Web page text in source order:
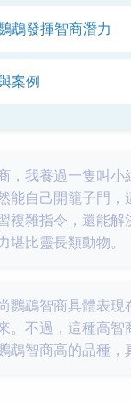
鵡發揮智商潛力
案例
，我養過一隻叫
能自己開籠子門
複雜指令，還能
堪比靈長類動物。
鸚鵡智商具體表
。不過，這種高
鵡智商高的品種，